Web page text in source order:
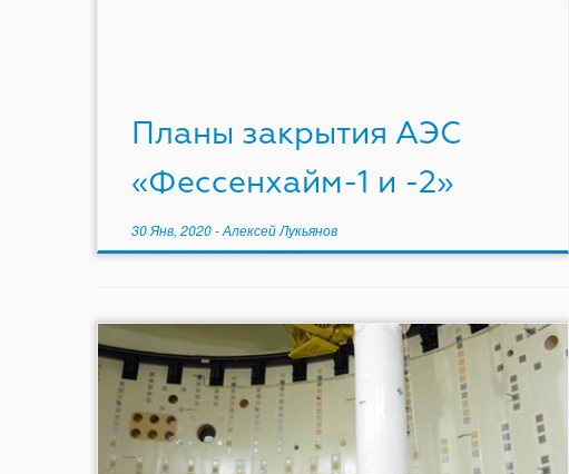
Планы закрытия АЭС
«Фессенхайм-1 и -2»
30 Янв, 2020 -Алексей Лукьянов